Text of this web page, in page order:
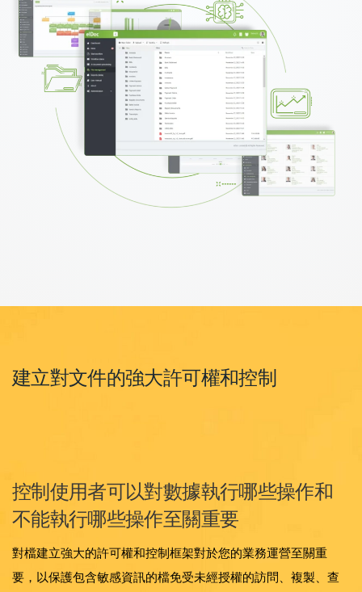
建立對文件的強大許可權和控制
控制使用者可以對數據執行哪些操作和
不能執行哪些操作至關重要
對檔建立強大的許可權和控制框架對於您的業務運營至關重
要，以保護包含敏感資訊的檔免受未經授權的訪問、複製、查